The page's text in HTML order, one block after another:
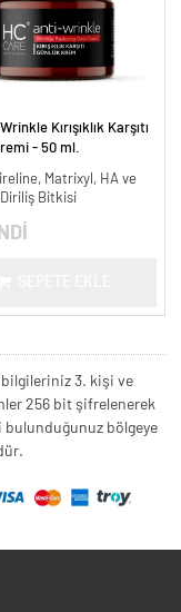
Kırışıklık Karşıtı
- 50 ml.
Matrixyl, HA ve
Bitkisi
3. kişi ve
256 bit şifrelenerek
bölgeye